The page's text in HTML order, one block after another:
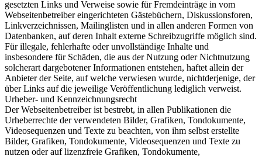
gesetzten Links und Verweise sowie für Fremdeinträge in vom
Webseitenbetreiber eingerichteten Gästebüchern, Diskussionsforen,
Linkverzeichnissen, Mailinglisten und in allen anderen Formen von
Datenbanken, auf deren Inhalt externe Schreibzugriffe möglich sind.
Für illegale, fehlerhafte oder unvollständige Inhalte und
insbesondere für Schäden, die aus der Nutzung oder Nichtnutzung
solcherart dargebotener Informationen entstehen, haftet allein der
Anbieter der Seite, auf welche verwiesen wurde, nichtderjenige, der
über Links auf die jeweilige Veröffentlichung lediglich verweist.
Urheber- und Kennzeichnungsrecht
Der Webseitenbetreiber ist bestrebt, in allen Publikationen die
Urheberrechte der verwendeten Bilder, Grafiken, Tondokumente,
Videosequenzen und Texte zu beachten, von ihm selbst erstellte
Bilder, Grafiken, Tondokumente, Videosequenzen und Texte zu
nutzen oder auf lizenzfreie Grafiken, Tondokumente,